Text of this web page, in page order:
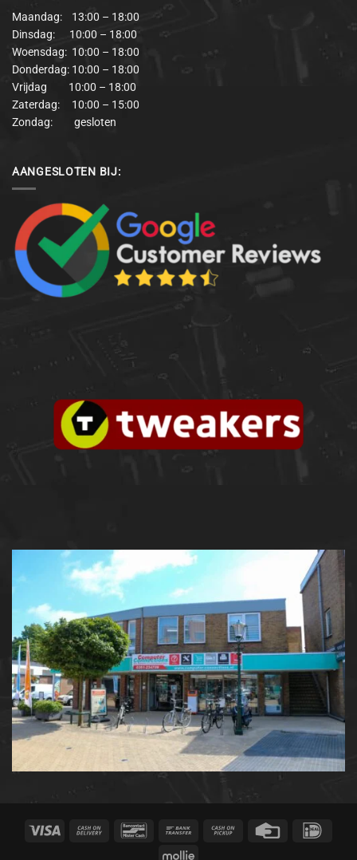
Maandag: 13:00 – 18:00
Dinsdag: 10:00 – 18:00
Woensdag: 10:00 – 18:00
Donderdag: 10:00 – 18:00
Vrijdag 10:00 – 18:00
Zaterdag: 10:00 – 15:00
Zondag: gesloten
AANGESLOTEN BIJ:
Visa
Cash
Bancontact Bank
Cash
Credit
Mollie